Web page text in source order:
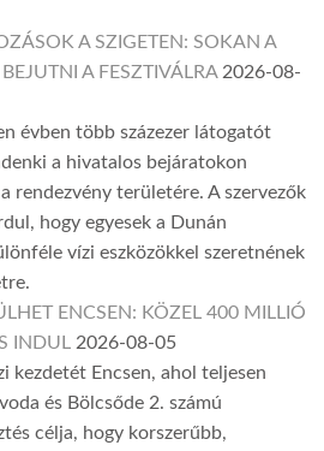
A SZIGETEN: SOKAN A
A FESZTIVÁLRA 2026-08-
évben több százezer látogatót
a hivatalos bejáratokon
rendezvény területére. A szervezők
hogy egyesek a Dunán
vízi eszközökkel szeretnének
ENCSEN: KÖZEL 400 MILLIÓ
INDUL 2026-08-05
kezdetét Encsen, ahol teljesen
és Bölcsőde 2. számú
célja, hogy korszerűbb,